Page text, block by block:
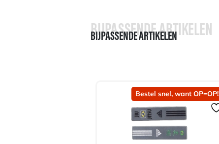
BIJPASSENDE ARTIKELEN
BIJPASSENDE ARTIKELEN
Bestel snel, want OP=OP!